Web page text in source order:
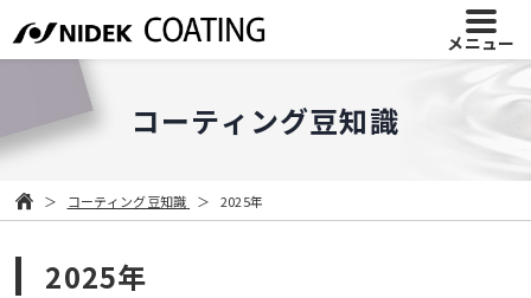
メニュー
コーティング豆知識
コーティング豆知識 2025年
2025年